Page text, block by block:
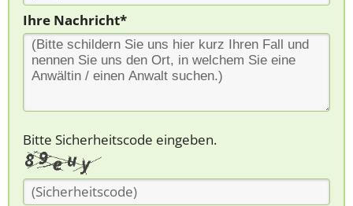
Ihre Nachricht*
Bitte Sicherheitscode eingeben.